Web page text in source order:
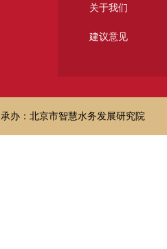
关于我们
建议意见
承办：北京市智慧水务发展研究院